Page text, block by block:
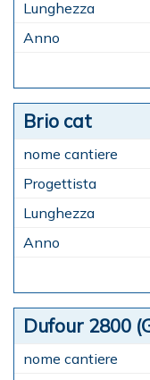
Brio cat
Dufour 2800